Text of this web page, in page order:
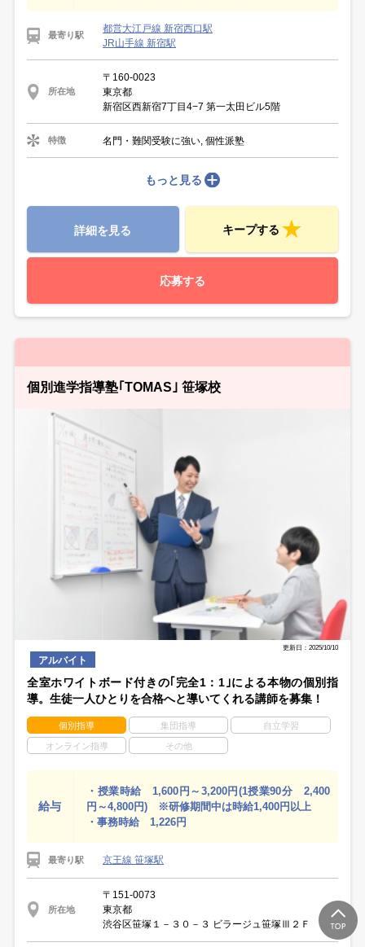
最寄り駅
都営大江戸線 新宿西口駅
JR山手線 新宿駅
所在地
〒160-0023
東京都
新宿区西新宿7丁目4−7 第一太田ビル5階
特徴 名門・難関受験に強い, 個性派塾
もっと見る
詳細を見る キープする
応募する
個別進学指導塾｢TOMAS｣ 笹塚校
更新日：2025/10/10
アルバイト
全室ホワイトボード付きの｢完全1：1｣による本物の個別指
導。生徒一人ひとりを合格へと導いてくれる講師を募集！
個別指導 集団指導 自立学習
オンライン指導 その他
給与
・授業時給 1,600円～3,200円(1授業90分 2,400
円～4,800円) ※研修期間中は時給1,400円以上
・事務時給 1,226円
最寄り駅 京王線 笹塚駅
所在地
〒151-0073
東京都
渋谷区笹塚１－３０－３ ビラージュ笹塚Ⅲ２Ｆ